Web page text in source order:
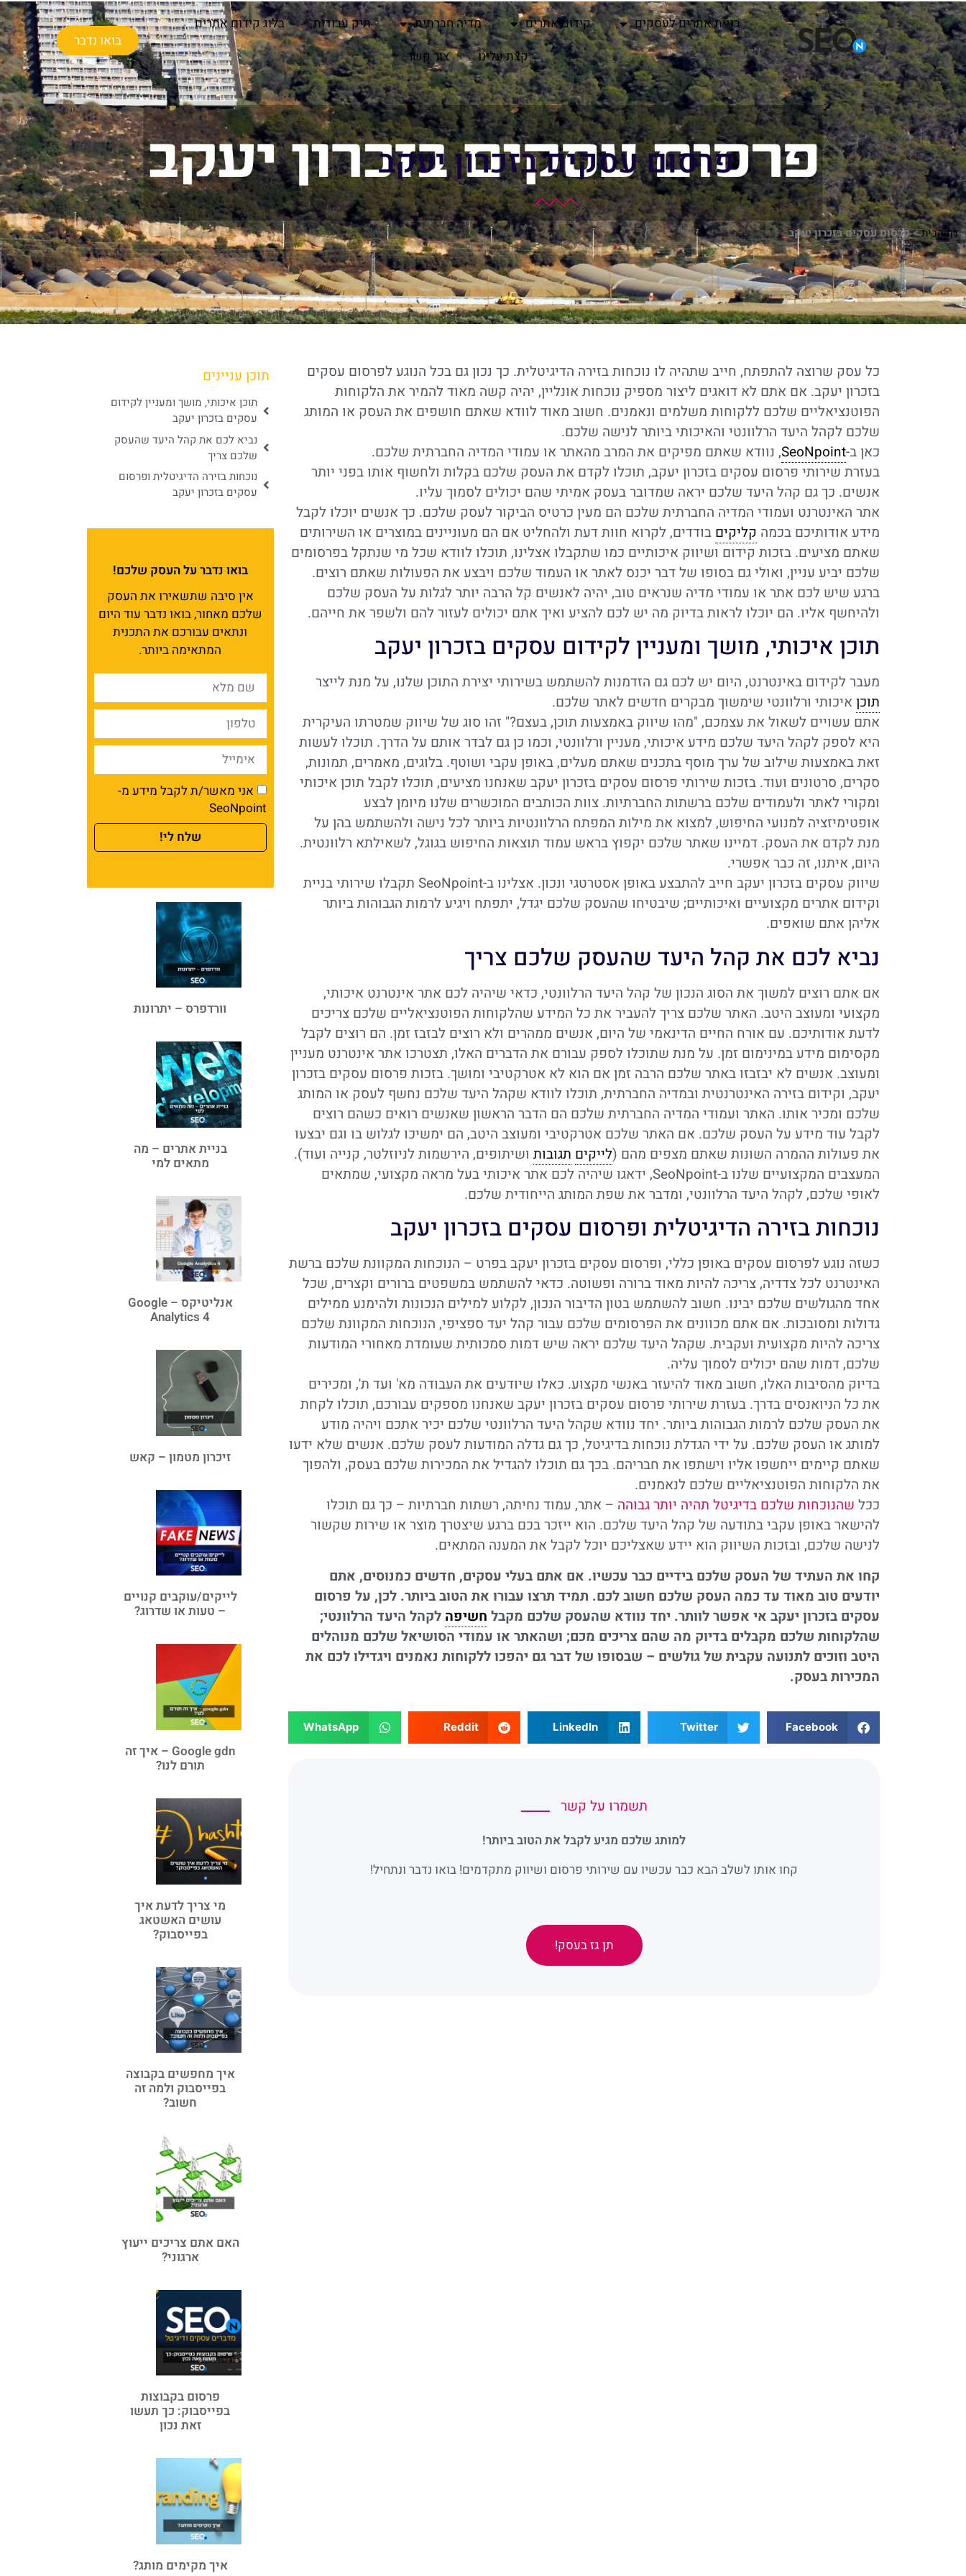
בניית אתרים לעסקים קידום אתרים מדיה חברתית תיק עבודות
בלוג קידום אתרים
קצת עלינו
צור קשר
בואו נדבר
פרסום עסקים בזכרון יעקב
דף הבית>פרסום עסקים בזכרון יעקב
כל עסק שרוצה להתפתח, חייב שתהיה לו נוכחות בזירה הדיגיטלית. כך נכון גם בכל הנוגע לפרסום עסקים
בזכרון יעקב. אם אתם לא דואגים ליצור מספיק נוכחות אונליין, יהיה קשה מאוד להמיר את הלקוחות
הפוטנציאליים שלכם ללקוחות משלמים ונאמנים. חשוב מאוד לוודא שאתם חושפים את העסק או המותג
שלכם לקהל היעד הרלוונטי והאיכותי ביותר לנישה שלכם.
כאן ב-SeoNpoint, נוודא שאתם מפיקים את המרב מהאתר או עמודי המדיה החברתית שלכם.
בעזרת שירותי פרסום עסקים בזכרון יעקב, תוכלו לקדם את העסק שלכם בקלות ולחשוף אותו בפני יותר
אנשים. כך גם קהל היעד שלכם יראה שמדובר בעסק אמיתי שהם יכולים לסמוך עליו.
אתר האינטרנט ועמודי המדיה החברתית שלכם הם מעין כרטיס הביקור לעסק שלכם. כך אנשים יוכלו לקבל
מידע אודותיכם בכמה קליקים בודדים, לקרוא חוות דעת ולהחליט אם הם מעוניינים במוצרים או השירותים
שאתם מציעים. בזכות קידום ושיווק איכותיים כמו שתקבלו אצלינו, תוכלו לוודא שכל מי שנתקל בפרסומים
שלכם יביע עניין, ואולי גם בסופו של דבר יכנס לאתר או העמוד שלכם ויבצע את הפעולות שאתם רוצים.
ברגע שיש לכם אתר או עמודי מדיה שנראים טוב, יהיה לאנשים קל הרבה יותר לגלות על העסק שלכם
ולהיחשף אליו. הם יוכלו לראות בדיוק מה יש לכם להציע ואיך אתם יכולים לעזור להם ולשפר את חייהם.
תוכן איכותי, מושך ומעניין לקידום עסקים בזכרון יעקב
מעבר לקידום באינטרנט, היום יש לכם גם הזדמנות להשתמש בשירותי יצירת התוכן שלנו, על מנת לייצר
תוכן איכותי ורלוונטי שימשוך מבקרים חדשים לאתר שלכם.
אתם עשויים לשאול את עצמכם, "מהו שיווק באמצעות תוכן, בעצם?" זהו סוג של שיווק שמטרתו העיקרית
היא לספק לקהל היעד שלכם מידע איכותי, מעניין ורלוונטי, וכמו כן גם לבדר אותם על הדרך. תוכלו לעשות
זאת באמצעות שילוב של ערך מוסף בתכנים שאתם מעלים, באופן עקבי ושוטף. בלוגים, מאמרים, תמונות,
סקרים, סרטונים ועוד. בזכות שירותי פרסום עסקים בזכרון יעקב שאנחנו מציעים, תוכלו לקבל תוכן איכותי
ומקורי לאתר ולעמודים שלכם ברשתות החברתיות. צוות הכותבים המוכשרים שלנו מיומן לבצע
אופטימיזציה למנועי החיפוש, למצוא את מילות המפתח הרלוונטיות ביותר לכל נישה ולהשתמש בהן על
מנת לקדם את העסק. דמיינו שאתר שלכם יקפוץ בראש עמוד תוצאות החיפוש בגוגל, לשאילתא רלוונטית.
היום, איתנו, זה כבר אפשרי.
שיווק עסקים בזכרון יעקב חייב להתבצע באופן אסטרטגי ונכון. אצלינו ב-SeoNpoint תקבלו שירותי בניית
וקידום אתרים מקצועיים ואיכותיים; שיבטיחו שהעסק שלכם יגדל, יתפתח ויגיע לרמות הגבוהות ביותר
אליהן אתם שואפים.
נביא לכם את קהל היעד שהעסק שלכם צריך
אם אתם רוצים למשוך את הסוג הנכון של קהל היעד הרלוונטי, כדאי שיהיה לכם אתר אינטרנט איכותי,
מקצועי ומעוצב היטב. האתר שלכם צריך להעביר את כל המידע שהלקוחות הפוטנציאליים שלכם צריכים
לדעת אודותיכם. עם אורח החיים הדינאמי של היום, אנשים ממהרים ולא רוצים לבזבז זמן. הם רוצים לקבל
מקסימום מידע במינימום זמן. על מנת שתוכלו לספק עבורם את הדברים האלו, תצטרכו אתר אינטרנט מעניין
ומעוצב. אנשים לא יבזבזו באתר שלכם הרבה זמן אם הוא לא אטרקטיבי ומושך. בזכות פרסום עסקים בזכרון
יעקב, וקידום בזירה האינטרנטית ובמדיה החברתית, תוכלו לוודא שקהל היעד שלכם נחשף לעסק או המותג
שלכם ומכיר אותו. האתר ועמודי המדיה החברתית שלכם הם הדבר הראשון שאנשים רואים כשהם רוצים
לקבל עוד מידע על העסק שלכם. אם האתר שלכם אטרקטיבי ומעוצב היטב, הם ימשיכו לגלוש בו וגם יבצעו
את פעולות ההמרה השונות שאתם מצפים מהם (לייקים תגובות ושיתופים, הירשמות לניוזלטר, קנייה ועוד).
המעצבים המקצועיים שלנו ב-SeoNpoint, ידאגו שיהיה לכם אתר איכותי בעל מראה מקצועי, שמתאים
לאופי שלכם, לקהל היעד הרלוונטי, ומדבר את שפת המותג הייחודית שלכם.
נוכחות בזירה הדיגיטלית ופרסום עסקים בזכרון יעקב
כשזה נוגע לפרסום עסקים באופן כללי, ופרסום עסקים בזכרון יעקב בפרט – הנוכחות המקוונת שלכם ברשת
האינטרנט לכל צדדיה, צריכה להיות מאוד ברורה ופשוטה. כדאי להשתמש במשפטים ברורים וקצרים, שכל
אחד מהגולשים שלכם יבינו. חשוב להשתמש בטון הדיבור הנכון, לקלוע למילים הנכונות ולהימנע ממילים
גדולות ומסובכות. אם אתם מכוונים את הפרסומים שלכם עבור קהל יעד ספציפי, הנוכחות המקוונת שלכם
צריכה להיות מקצועית ועקבית. שקהל היעד שלכם יראה שיש דמות סמכותית שעומדת מאחורי המודעות
שלכם, דמות שהם יכולים לסמוך עליה.
בדיוק מהסיבות האלו, חשוב מאוד להיעזר באנשי מקצוע. כאלו שיודעים את העבודה מא' ועד ת', ומכירים
את כל הניואנסים בדרך. בעזרת שירותי פרסום עסקים בזכרון יעקב שאנחנו מספקים עבורכם, תוכלו לקחת
את העסק שלכם לרמות הגבוהות ביותר. יחד נוודא שקהל היעד הרלוונטי שלכם יכיר אתכם ויהיה מודע
למותג או העסק שלכם. על ידי הגדלת נוכחות בדיגיטל, כך גם גדלה המודעות לעסק שלכם. אנשים שלא ידעו
שאתם קיימים ייחשפו אליו וישתפו את חבריהם. בכך גם תוכלו להגדיל את המכירות שלכם בעסק, ולהפוך
את הלקוחות הפוטנציאליים שלכם לנאמנים.
ככל שהנוכחות שלכם בדיגיטל תהיה יותר גבוהה – אתר, עמוד נחיתה, רשתות חברתיות – כך גם תוכלו
להישאר באופן עקבי בתודעה של קהל היעד שלכם. הוא ייזכר בכם ברגע שיצטרך מוצר או שירות שקשור
לנישה שלכם, ובזכות השיווק הוא יידע שאצליכם יוכל לקבל את המענה המתאים.
קחו את העתיד של העסק שלכם בידיים כבר עכשיו. אם אתם בעלי עסקים, חדשים כמנוסים, אתם
יודעים טוב מאוד עד כמה העסק שלכם חשוב לכם. תמיד תרצו עבורו את הטוב ביותר. לכן, על פרסום
עסקים בזכרון יעקב אי אפשר לוותר. יחד נוודא שהעסק שלכם מקבל חשיפה לקהל היעד הרלוונטי;
שהלקוחות שלכם מקבלים בדיוק מה שהם צריכים מכם; ושהאתר או עמודי הסושיאל שלכם מנוהלים
היטב וזוכים לתנועה עקבית של גולשים – שבסופו של דבר גם יהפכו ללקוחות נאמנים ויגדילו לכם את
המכירות בעסק.
Facebook
Twitter
LinkedIn
Reddit
WhatsApp
תשמרו על קשר
למותג שלכם מגיע לקבל את הטוב ביותר!
קחו אותו לשלב הבא כבר עכשיו עם שירותי פרסום ושיווק מתקדמים! בואו נדבר ונתחיל!
תן גז בעסק!
תוכן עניינים
תוכן איכותי, מושך ומעניין לקידום
עסקים בזכרון יעקב
נביא לכם את קהל היעד שהעסק
שלכם צריך
נוכחות בזירה הדיגיטלית ופרסום
עסקים בזכרון יעקב
בואו נדבר על העסק שלכם!
אין סיבה שתשאירו את העסק
שלכם מאחור, בואו נדבר עוד היום
ונתאים עבורכם את התכנית
המתאימה ביותר.
אני מאשר/ת לקבל מידע מ-
SeoNpoint
שלח לי!
וורדפרס – יתרונות
בניית אתרים – מה
מתאים למי
אנליטיקס – Google
Analytics 4
זיכרון מטמון – קאש
לייקים/עוקבים קנויים
– טעות או שדרוג?
Google gdn – איך זה
תורם לנו?
מי צריך לדעת איך
עושים האשטאג
בפייסבוק?
איך מחפשים בקבוצה
בפייסבוק ולמה זה
חשוב?
האם אתם צריכים ייעוץ
ארגוני?
פרסום בקבוצות
בפייסבוק: כך תעשו
זאת נכון
איך מקימים מותג?